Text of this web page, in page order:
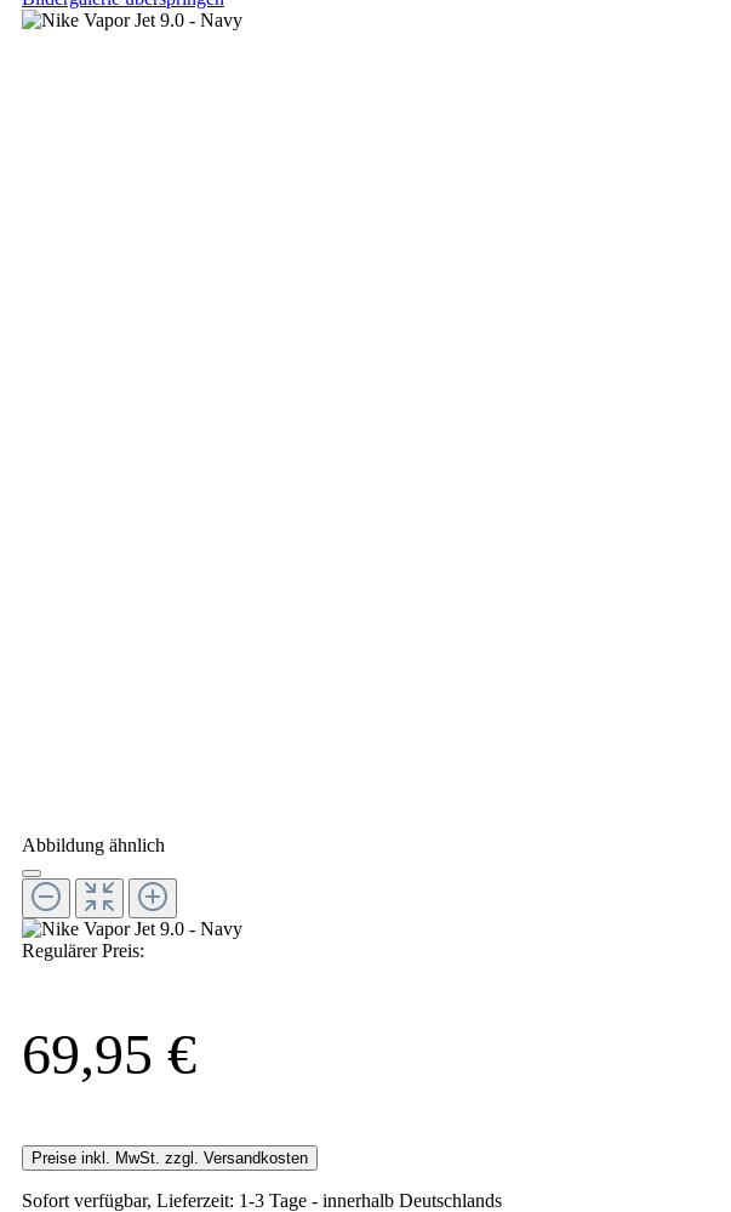
Abbildung ähnlich
Regulärer Preis:
69,95 €
Preise inkl. MwSt. zzgl. Versandkosten
Sofort verfügbar, Lieferzeit: 1-3 Tage - innerhalb Deutschlands